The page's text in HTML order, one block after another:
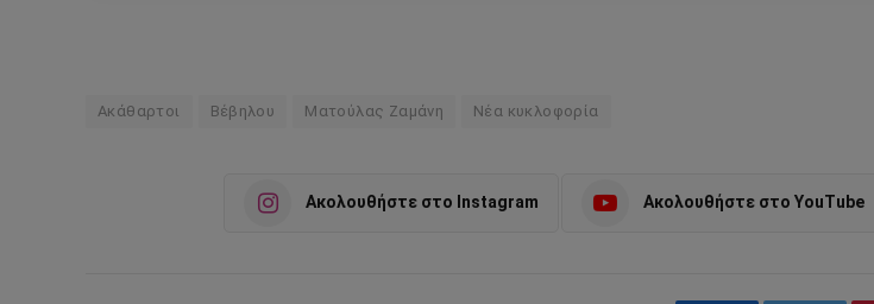
Ακάθαρτοι Βέβηλου Ματούλας Ζαμάνη Νέα κυκλοφορία
Ακολουθήστε στο Instagram Ακολουθήστε στο YouTube